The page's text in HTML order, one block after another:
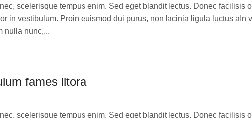
scelerisque tempus enim. Sed eget blandit lectus. Donec facilisis
in vestibulum. Proin euismod dui purus, non lacinia ligula luctus aIn
nulla nunc,...
fames litora
scelerisque tempus enim. Sed eget blandit lectus. Donec facilisis